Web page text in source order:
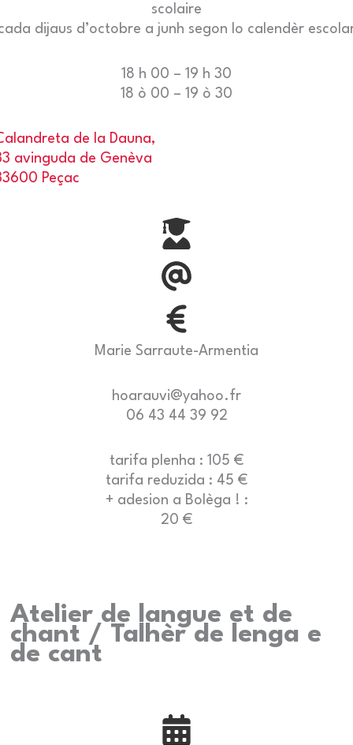
scolaire
dijaus d’octobre a junh segon lo calendèr
18 h 00 – 19 h 30
18 ò 00 – 19 ò 30
de la Dauna,
avinguda de Genèva
Peçac
Marie Sarraute-Armentia
hoarauvi@yahoo.fr
06 43 44 39 92
tarifa plenha : 105 €
tarifa reduzida : 45 €
+ adesion a Bolèga ! :
20 €
Atelier de langue et de
chant / Talhèr de lenga e
de cant